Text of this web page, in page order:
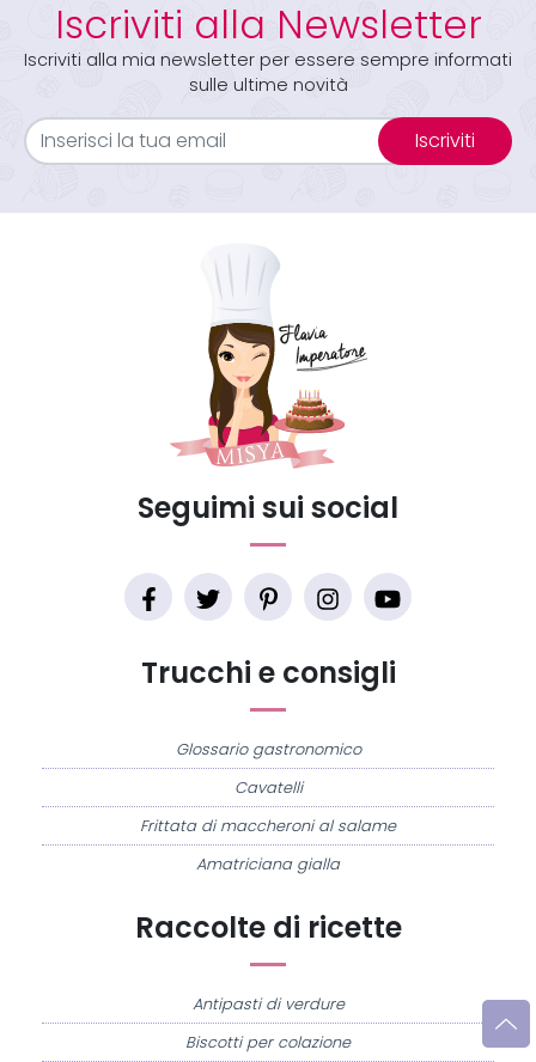
Iscriviti alla Newsletter
Iscriviti alla mia newsletter per essere sempre informati
sulle ultime novità
Iscriviti
Raccolte di ricette
Antipasti di verdure
Biscotti per colazione
Trucchi e consigli
Glossario gastronomico
Cavatelli
Frittata di maccheroni al salame
Amatriciana gialla
Seguimi sui social